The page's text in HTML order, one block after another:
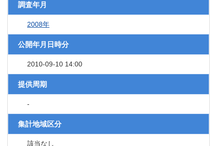
調査年月
2008年
公開年月日時分
2010-09-10 14:00
提供周期
-
集計地域区分
該当なし